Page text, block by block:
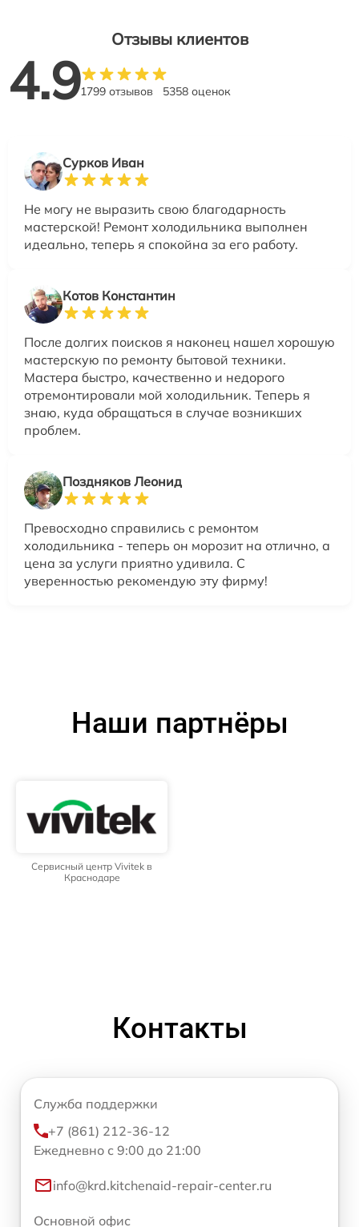
Отзывы клиентов
4.91799 отзывов 5358 оценок
Сурков Иван
Не могу не выразить свою благодарность
мастерской! Ремонт холодильника выполнен
идеально, теперь я спокойна за его работу.
Котов Константин
После долгих поисков я наконец нашел хорошую
мастерскую по ремонту бытовой техники.
Мастера быстро, качественно и недорого
отремонтировали мой холодильник. Теперь я
знаю, куда обращаться в случае возникших
проблем.
Поздняков Леонид
Превосходно справились с ремонтом
холодильника - теперь он морозит на отлично, а
цена за услуги приятно удивила. С
уверенностью рекомендую эту фирму!
Наши партнёры
Сервисный центр Vivitek в
Краснодаре
Контакты
Служба поддержки
+7 (861) 212-36-12
Ежедневно с 9:00 до 21:00
info@krd.kitchenaid-repair-center.ru
Основной офис